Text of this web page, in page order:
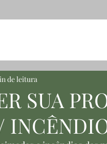
SUA
de leitura